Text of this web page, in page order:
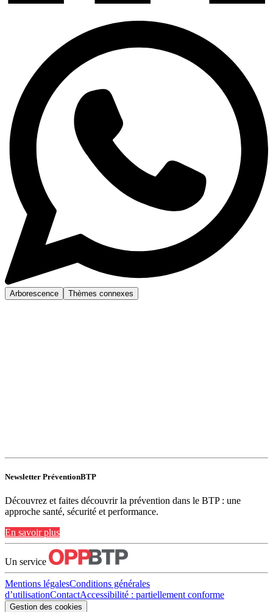
Arborescence Thèmes connexes
Newsletter PréventionBTP
Découvrez et faites découvrir la prévention dans le BTP : une
approche santé, sécurité et performance.
En savoir plus
Un service
Mentions légalesConditions générales
d’utilisationContactAccessibilité : partiellement conforme
Gestion des cookies